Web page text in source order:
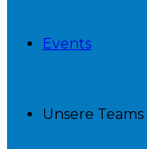
Events
Unsere Teams